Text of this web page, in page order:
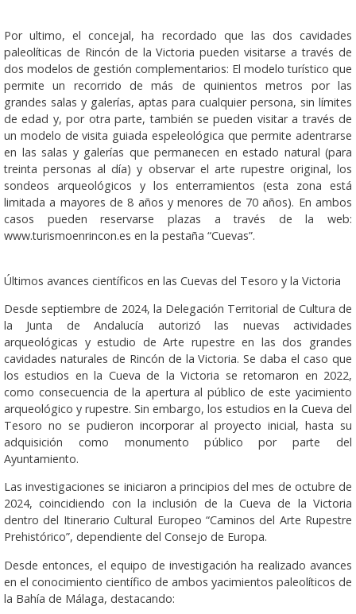
Por ultimo, el concejal, ha recordado que las dos cavidades
paleolíticas de Rincón de la Victoria pueden visitarse a través de
dos modelos de gestión complementarios: El modelo turístico que
permite un recorrido de más de quinientos metros por las
grandes salas y galerías, aptas para cualquier persona, sin límites
de edad y, por otra parte, también se pueden visitar a través de
un modelo de visita guiada espeleológica que permite adentrarse
en las salas y galerías que permanecen en estado natural (para
treinta personas al día) y observar el arte rupestre original, los
sondeos arqueológicos y los enterramientos (esta zona está
limitada a mayores de 8 años y menores de 70 años). En ambos
casos pueden reservarse plazas a través de la web:
www.turismoenrincon.es en la pestaña “Cuevas”.
Últimos avances científicos en las Cuevas del Tesoro y la Victoria
Desde septiembre de 2024, la Delegación Territorial de Cultura de
la Junta de Andalucía autorizó las nuevas actividades
arqueológicas y estudio de Arte rupestre en las dos grandes
cavidades naturales de Rincón de la Victoria. Se daba el caso que
los estudios en la Cueva de la Victoria se retomaron en 2022,
como consecuencia de la apertura al público de este yacimiento
arqueológico y rupestre. Sin embargo, los estudios en la Cueva del
Tesoro no se pudieron incorporar al proyecto inicial, hasta su
adquisición como monumento público por parte del
Ayuntamiento.
Las investigaciones se iniciaron a principios del mes de octubre de
2024, coincidiendo con la inclusión de la Cueva de la Victoria
dentro del Itinerario Cultural Europeo “Caminos del Arte Rupestre
Prehistórico”, dependiente del Consejo de Europa.
Desde entonces, el equipo de investigación ha realizado avances
en el conocimiento científico de ambos yacimientos paleolíticos de
la Bahía de Málaga, destacando: